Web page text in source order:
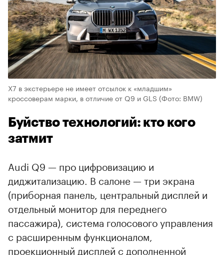
X7 в экстерьере не имеет отсылок к «младшим»
кроссоверам марки, в отличие от Q9 и GLS (Фото: BMW)
Буйство технологий: кто кого
затмит
Audi Q9 — про цифровизацию и
диджитализацию. В салоне — три экрана
(приборная панель, центральный дисплей и
отдельный монитор для переднего
пассажира), система голосового управления
с расширенным функционалом,
проекционный дисплей с дополненной